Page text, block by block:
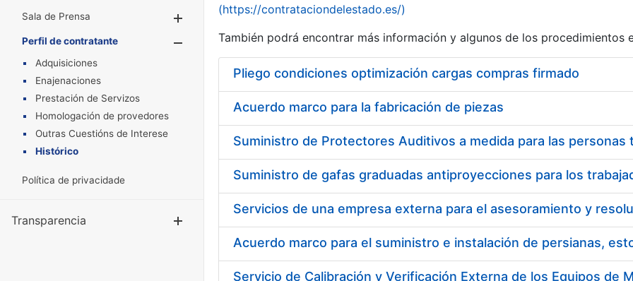
Sala de Prensa
Mostrar/Ocultar
Perfil de contratante
Mostrar/Ocultar
Adquisiciones
Enajenaciones
Prestación de Servizos
Homologación de provedores
Outras Cuestións de Interese
Histórico
Política de privacidade
Transparencia
(https://contrataciondelestado.es/)
También podrá encontrar más información y algunos de los procedimientos
Pliego condiciones optimización cargas compras firmado
Acuerdo marco para la fabricación de piezas
Acuerdo marco para el suministro e instalación de persianas,